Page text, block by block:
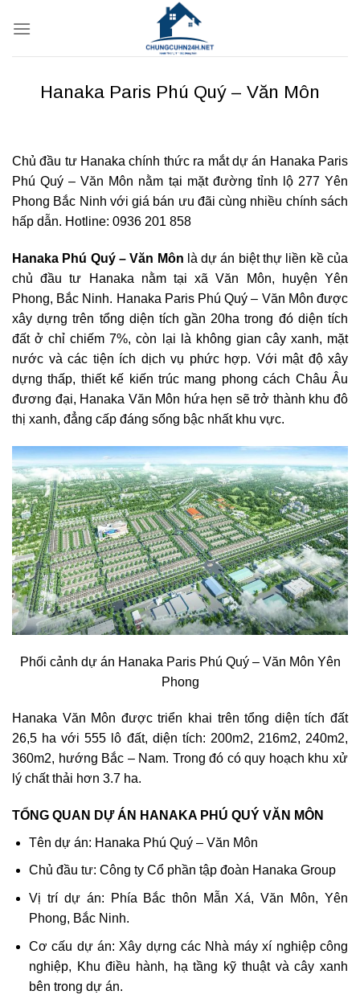
qua
Hanaka Paris Phú Quý – Văn Môn
Chủ đầu tư Hanaka chính thức ra mắt dự án Hanaka Paris
Phú Quý – Văn Môn nằm tại mặt đường tỉnh lộ 277 Yên
Phong Bắc Ninh với giá bán ưu đãi cùng nhiều chính sách
hấp dẫn. Hotline: 0936 201 858
Hanaka Phú Quý – Văn Môn là dự án biệt thự liền kề của
chủ đầu tư Hanaka nằm tại xã Văn Môn, huyện Yên
Phong, Bắc Ninh. Hanaka Paris Phú Quý – Văn Môn được
xây dựng trên tổng diện tích gần 20ha trong đó diện tích
đất ở chỉ chiếm 7%, còn lại là không gian cây xanh, mặt
nước và các tiện ích dịch vụ phức hợp. Với mật độ xây
dựng thấp, thiết kế kiến trúc mang phong cách Châu Âu
đương đại, Hanaka Văn Môn hứa hẹn sẽ trở thành khu đô
thị xanh, đẳng cấp đáng sống bậc nhất khu vực.
Phối cảnh dự án Hanaka Paris Phú Quý – Văn Môn Yên
Phong
Hanaka Văn Môn được triển khai trên tổng diện tích đất
26,5 ha với 555 lô đất, diện tích: 200m2, 216m2, 240m2,
360m2, hướng Bắc – Nam. Trong đó có quy hoạch khu xử
lý chất thải hơn 3.7 ha.
TỔNG QUAN DỰ ÁN HANAKA PHÚ QUÝ VĂN MÔN
Tên dự án: Hanaka Phú Quý – Văn Môn
Chủ đầu tư: Công ty Cổ phần tập đoàn Hanaka Group
Vị trí dự án: Phía Bắc thôn Mẫn Xá, Văn Môn, Yên
Phong, Bắc Ninh.
Cơ cấu dự án: Xây dựng các Nhà máy xí nghiệp công
nghiệp, Khu điều hành, hạ tầng kỹ thuật và cây xanh
bên trong dự án.